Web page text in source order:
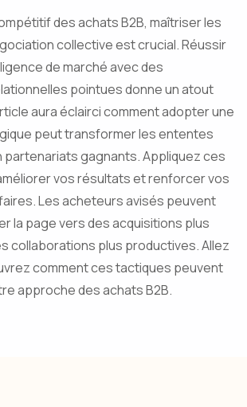
des achats B2B, maîtriser les
collective est crucial. Réussir
de marché avec des
pointues donne un atout
aura éclairci comment adopter une
peut transformer les ententes
partenariats gagnants. Appliquez ces
vos résultats et renforcer vos
Les acheteurs avisés peuvent
la page vers des acquisitions plus
collaborations plus productives. Allez
comment ces tactiques peuvent
approche des achats B2B.